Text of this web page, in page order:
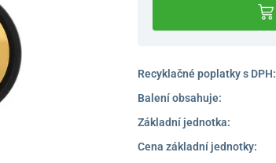
Recyklačné poplatky s DPH:
Balení obsahuje:
Základní jednotka:
Cena základní jednotky: